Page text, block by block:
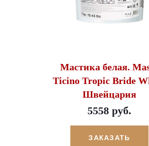
Мастика белая.
Ticino Tropic Bride
Швейцария
5558 руб.
ЗАКАЗАТЬ